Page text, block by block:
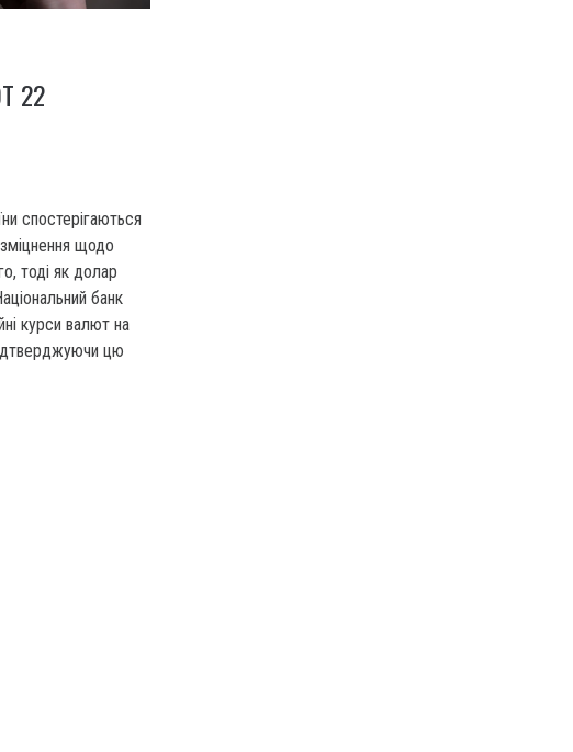
22
спостерігаються
щодо
тоді як долар
банк
курси валют на
цю